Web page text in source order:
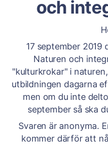
och
17 september 2019
Naturen och
"kulturkrokar" i
utbildningen dagarna
men om du inte
september så ska
Svaren är anonyma.
kommer därför att